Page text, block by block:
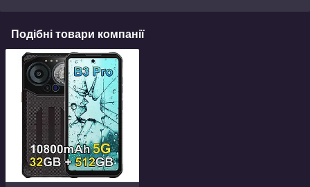
Подібні товари компанії